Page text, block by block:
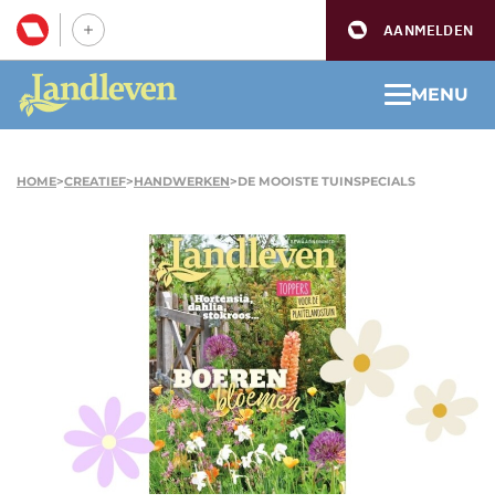
AANMELDEN
MENU
HOME>CREATIEF>HANDWERKEN>DE MOOISTE TUINSPECIALS